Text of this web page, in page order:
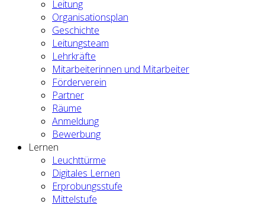
Leitung
Organisationsplan
Geschichte
Leitungsteam
Lehrkräfte
Mitarbeiterinnen und Mitarbeiter
Förderverein
Partner
Räume
Anmeldung
Bewerbung
Lernen
Leuchttürme
Digitales Lernen
Erprobungsstufe
Mittelstufe